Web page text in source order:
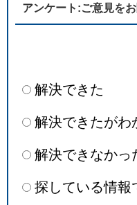
アンケート:ご意見を
解決できた
解決できたがわ
解決できなかっ
探している情報